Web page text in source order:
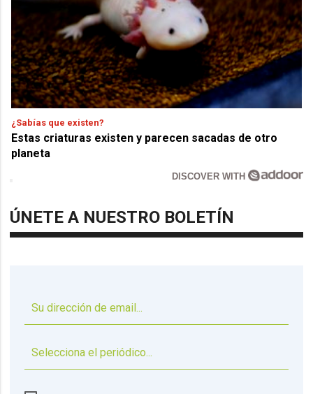
¿Sabías que existen?
Estas criaturas existen y parecen sacadas de otro
planeta
DISCOVER WITH
ÚNETE A NUESTRO BOLETÍN